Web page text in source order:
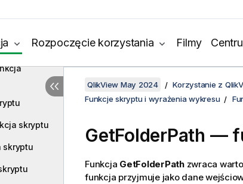
Rozpoczęcie korzystania Filmy
skryptu
skryptu
QlikView May 2024 Korzystanie z
Funkcje skryptu i wyrażenia wykresu
GetFolderPath —
Funkcja GetFolderPathzwraca
funkcja przyjmuje jako dane